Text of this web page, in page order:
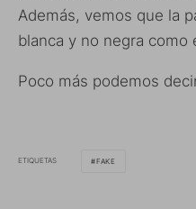
Además, vemos que la
blanca y no negra como
Poco más podemos
ETIQUETAS FAKE